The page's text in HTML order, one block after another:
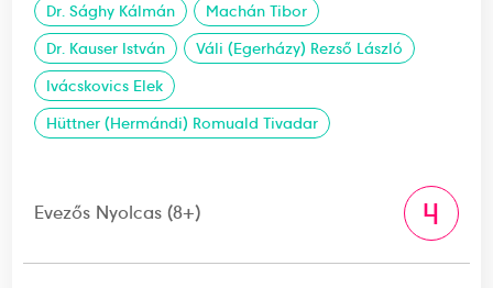
Dr. Sághy Kálmán
Machán Tibor
Dr. Kauser István
Váli (Egerházy) Rezső László
Ivácskovics Elek
Hüttner (Hermándi) Romuald Tivadar
Evezős Nyolcas (8+) 4